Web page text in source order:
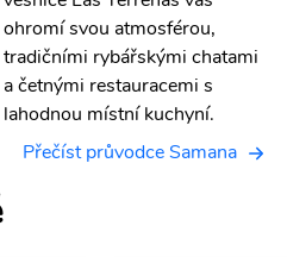
ohromí svou atmosférou,
tradičními rybářskými chatami
a četnými restauracemi s
lahodnou místní kuchyní.
Přečíst průvodce Samana